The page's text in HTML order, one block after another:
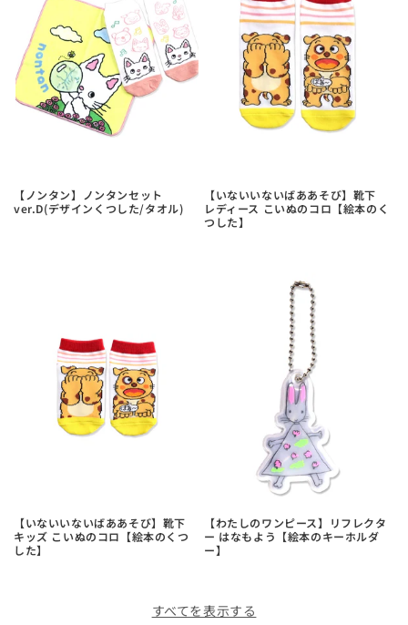
【ノンタン】ノンタンセット
ver.D(デザインくつした/タオル)
【いないいないばああそび】靴下
レディース こいぬのコロ【絵本のく
つした】
【いないいないばああそび】靴下
キッズ こいぬのコロ【絵本のくつ
した】
【わたしのワンピース】リフレクタ
ー はなもよう【絵本のキーホルダ
ー】
すべてを表示する